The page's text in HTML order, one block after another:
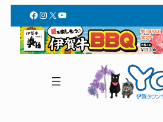
Facebook
Instagram
X YouTube